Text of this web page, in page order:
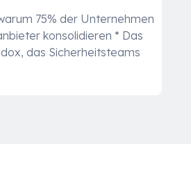
75% der Unternehmen
konsolidieren * Das
das Sicherheitsteams